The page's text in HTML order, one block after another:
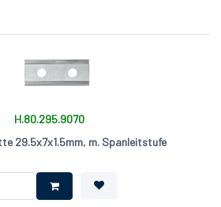
H.80.295.9070
29.5x7x1.5mm, m. Spanleitstufe